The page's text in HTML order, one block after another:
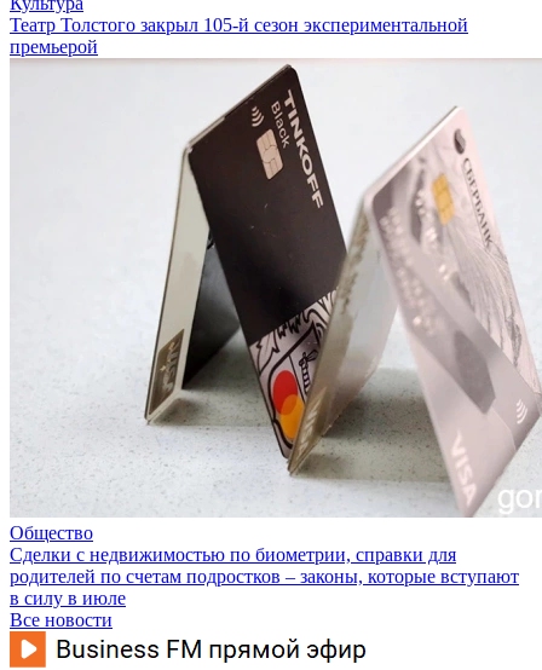
Театр Толстого закрыл 105-й сезон экспериментальной
премьерой
Общество
Сделки с недвижимостью по биометрии, справки для
родителей по счетам подростков – законы, которые вступают
в силу в июле
Все новости